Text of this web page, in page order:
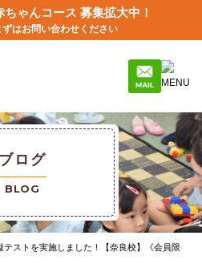
ちゃんコース 募集拡大中！
ずはお問い合わせください
ブログ
BLOG
テストを実施しました！【奈良校】《会員限